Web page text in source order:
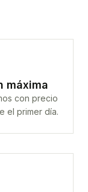
máxima
con precio
el primer día.